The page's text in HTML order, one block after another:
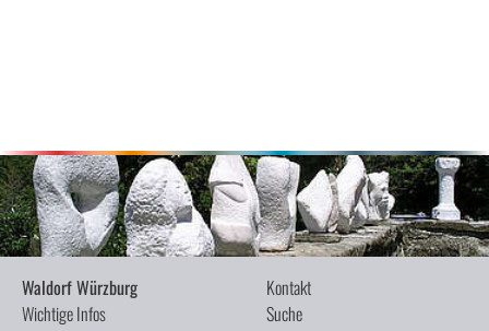
Waldorf Würzburg
Wichtige Infos
Kontakt
Suche